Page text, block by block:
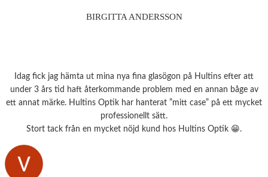
BIRGITTA ANDERSSON
Idag fick jag hämta ut mina nya fina glasögon på Hultins efter att
under 3 års tid haft återkommande problem med en annan båge av
ett annat märke. Hultins Optik har hanterat ”mitt case” på ett mycket
professionellt sätt.
Stort tack från en mycket nöjd kund hos Hultins Optik 😁.